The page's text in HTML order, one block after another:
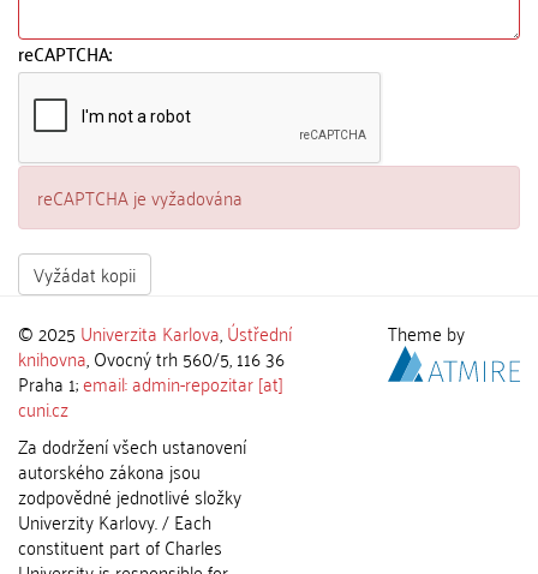
reCAPTCHA:
reCAPTCHA je vyžadována
Vyžádat kopii
© 2025 Univerzita Karlova,Ústřední
knihovna, Ovocný trh 560/5, 116 36
Praha 1;email: admin-repozitar [at]
cuni.cz
Za dodržení všech ustanovení
autorského zákona jsou
zodpovědné jednotlivé složky
Univerzity Karlovy. / Each
constituent part of Charles
Theme by